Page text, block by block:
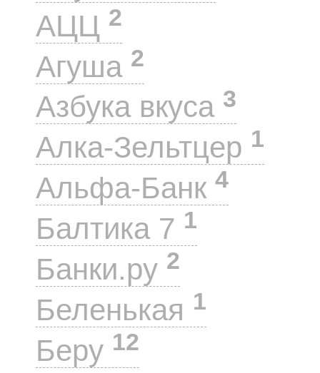
АЦЦ 2
Агуша 2
Азбука вкуса 3
Алка-Зельтцер 1
Альфа-Банк 4
Балтика 7 1
Банки.ру 2
Беленькая 1
Беру 12